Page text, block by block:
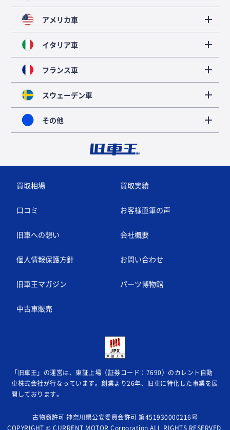
アメリカ車
イタリア車
フランス車
スウェーデン車
その他
買取相場 買取実績
口コミ お客様直筆の声
旧車への想い 会社概要
個人情報保護方針 お問い合わせ
旧車王マガジン パーツ博物館
中古車販売
「旧車王」の運営は、東証上場（証券コード：7690）のカレント自動
車株式会社が行なっています。創業より26年、旧車に特化した事業を展
開しております。
古物商許可 神奈川県公安委員会許可 第451930000216号
COPYRIGHT © CURRENT MOTOR Corporation ALL RIGHTS RESERVED.